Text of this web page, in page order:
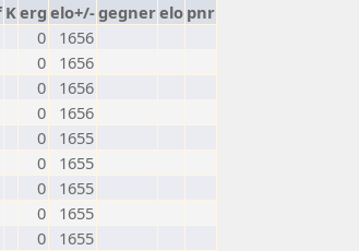
Kerg elo+/-gegnerelo pnr
0
1656
0
1656
0
1656
0
1656
0
1655
0
1655
0
1655
0
1655
0
1655